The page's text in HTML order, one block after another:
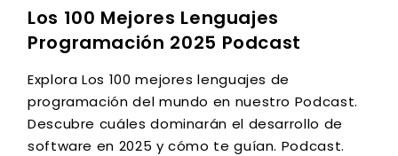
Los 100 Mejores Lenguajes
Programación 2025 Podcast
Explora Los 100 mejores lenguajes de
programación del mundo en nuestro Podcast.
Descubre cuáles dominarán el desarrollo de
software en 2025 y cómo te guían. Podcast.